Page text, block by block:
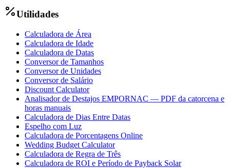
Utilidades
Calculadora de Área
Calculadora de Idade
Calculadora de Datas
Conversor de Tamanhos
Conversor de Unidades
Conversor de Salário
Discount Calculator
Analisador de Destajos EMPORNAC — PDF da catorcena e
horas manuais
Calculadora de Dias Entre Datas
Espelho com Luz
Calculadora de Porcentagens Online
Wedding Budget Calculator
Calculadora de Regra de Três
Calculadora de ROI e Período de Payback Solar